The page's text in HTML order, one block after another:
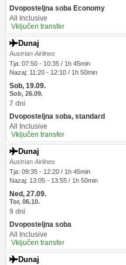
Dvoposteljna soba Economy
All Inclusive
Vključen transfer
Dunaj
Austrian Airlines
Tja: 07:50 - 10:35 / 1h 45min
Nazaj: 11:20 - 12:10 / 1h 50min
Sob, 19.09.
Sob, 26.09.
7 dni
Dvoposteljna soba, standard
All Inclusive
Vključen transfer
Dunaj
Austrian Airlines
Tja: 09:35 - 12:20 / 1h 45min
Nazaj: 13:05 - 13:55 / 1h 50min
Ned, 27.09.
Tor, 06.10.
9 dni
Dvoposteljna soba
All Inclusive
Vključen transfer
Dunaj